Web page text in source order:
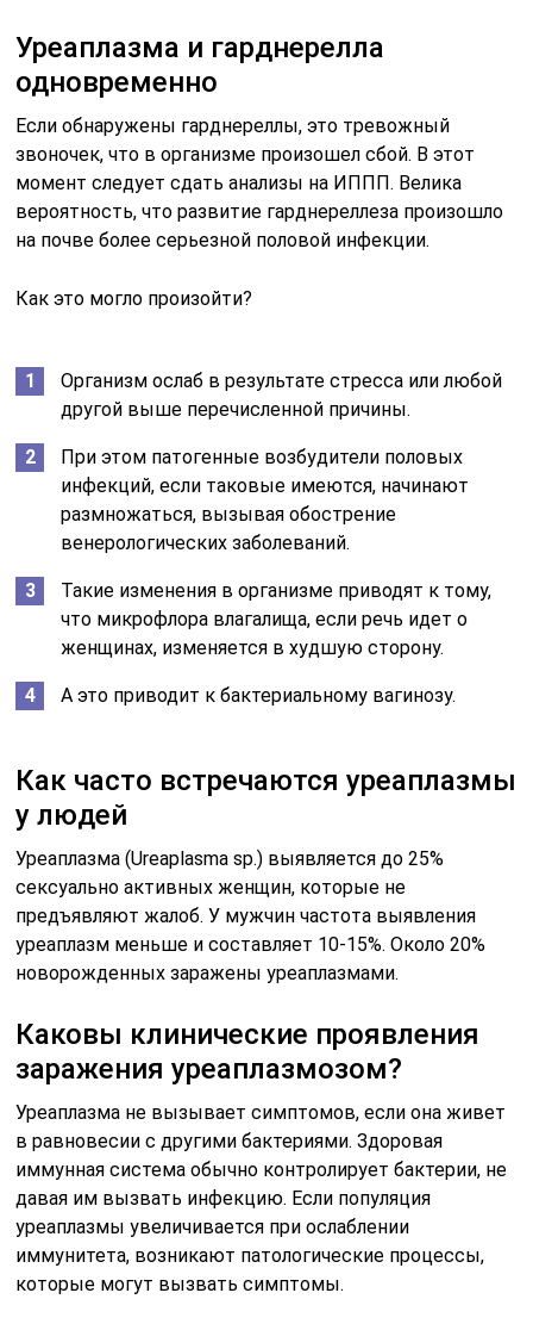
Уреаплазма и гарднерелла
одновременно
Если обнаружены гарднереллы, это тревожный
звоночек, что в организме произошел сбой. В этот
момент следует сдать анализы на ИППП. Велика
вероятность, что развитие гарднереллеза произошло
на почве более серьезной половой инфекции.
Как это могло произойти?
Организм ослаб в результате стресса или любой
другой выше перечисленной причины.
При этом патогенные возбудители половых
инфекций, если таковые имеются, начинают
размножаться, вызывая обострение
венерологических заболеваний.
Такие изменения в организме приводят к тому,
что микрофлора влагалища, если речь идет о
женщинах, изменяется в худшую сторону.
А это приводит к бактериальному вагинозу.
Как часто встречаются уреаплазмы
у людей
Уреаплазма (Ureaplasma sp.) выявляется до 25%
сексуально активных женщин, которые не
предъявляют жалоб. У мужчин частота выявления
уреаплазм меньше и составляет 10-15%. Около 20%
новорожденных заражены уреаплазмами.
Каковы клинические проявления
заражения уреаплазмозом?
Уреаплазма не вызывает симптомов, если она живет
в равновесии с другими бактериями. Здоровая
иммунная система обычно контролирует бактерии, не
давая им вызвать инфекцию. Если популяция
уреаплазмы увеличивается при ослаблении
иммунитета, возникают патологические процессы,
которые могут вызвать симптомы.